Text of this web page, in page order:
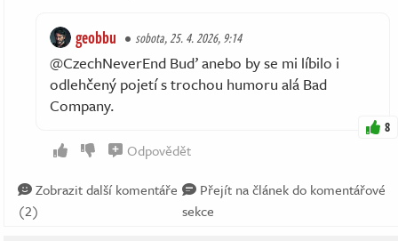
geobbu sobota, 25. 4. 2026, 9:14
@CzechNeverEnd Buď anebo by se mi líbilo i
odlehčený pojetí s trochou humoru alá Bad
Company.
8
Odpovědět
Zobrazit další komentáře
(2)
Přejít na článek do komentářové
sekce